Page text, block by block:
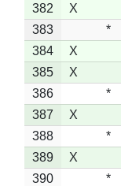
382
X
383
*
384
X
385
X
386
*
387
X
388
*
389
X
390
*